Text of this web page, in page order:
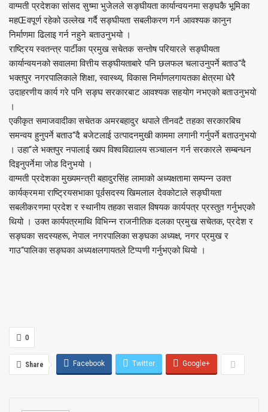
वाग्मती प्रदेशका सांसद सुष्मा भुजेलले सङ्घीयता कार्यान्वयनमा सङ्घकै भूमिका
महŒवपूर्ण रहेको उल्लेख गर्दै सङ्घीयता सबलीकरण गर्न आवश्यक कानुन
निर्माणमा ढिलाइ गर्न नहुने बताउनुभयो ।
राष्ट्रिय स्वतन्त्र पार्टीका प्रमुख सचेतक सन्तोष परियारले सङ्घीयता
कार्यान्वयनको सवालमा वित्तीय सङ्घीयताबारे पनि छलफल चलाउनुपर्ने बताउ“दै
भक्तपुर नगरपालिकाले शिक्षा, स्वास्थ्य, विकास निर्माणलगायतका क्षेत्रमा धेरै
उदाहरणीय कार्य गरे पनि सङ्घ सरकारबाट आवश्यक सहयोग नभएको बताउनुभयो
।
एकीकृत समाजवादीका सचेतक अमरबहादुर थपाले तीनवटै तहका सरकारबिच
समन्वय हुनुपर्ने बताउ“दै बजेटलाई उत्पादनमुखी काममा लगानी गर्नुपर्ने बताउनुभयो
। उहा“ले भक्तपुर नपालाई ख्वप विश्वविद्यालय सञ्चालन गर्न सरकारले सम्बन्धन
दिइनुपर्नेमा जोड दिनुभयो ।
वाग्मती प्रदेशका मुख्यमन्त्री बहादुरसिंह लामाको अध्यक्षतामा सम्पन्न उक्त
कार्यक्रममा राष्ट्रियसभाका पूर्वसदस्य खिमलाल देवकोटाले सङ्घीयता
सबलीकरणमा प्रदेश र स्थानीय तहका सवाल विषयक कार्यपत्र प्रस्तुत गर्नुभएको
थियो । उक्त कार्यपत्रमाथि विभिन्न राजनीतिक दलका प्रमुख सचेतक, प्रदेश र
सङ्घका सदस्यहरू, नेपाल नगरपालिका सङ्घका अध्यक्ष, नगर प्रमुख र
गाउ“पालिका सङ्घका अध्यक्षलगायतले टिप्पणी गर्नुभएको थियो ।
0
Share Facebook Twitter Google+